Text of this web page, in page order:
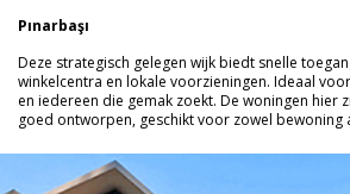
Pınarbaşı
Deze strategisch gelegen wijk biedt snelle
winkelcentra en lokale voorzieningen. Ideaal
en iedereen die gemak zoekt. De woningen hier
goed ontworpen, geschikt voor zowel bewoning